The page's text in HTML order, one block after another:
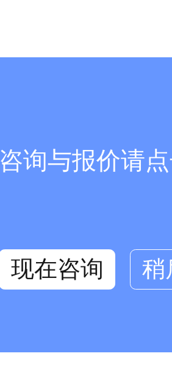
咨询与报价请
现在咨询 稍